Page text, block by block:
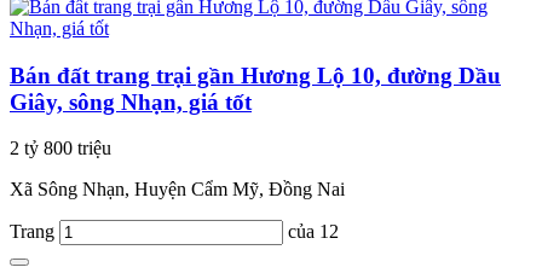
Bán đất trang trại gần Hương Lộ 10, đường Dầu
Giây, sông Nhạn, giá tốt
2 tỷ 800 triệu
Xã Sông Nhạn, Huyện Cẩm Mỹ, Đồng Nai
Trang của 12